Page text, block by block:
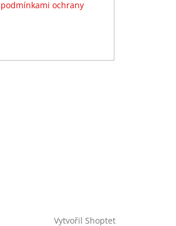
podmínkami ochrany
Vytvořil Shoptet